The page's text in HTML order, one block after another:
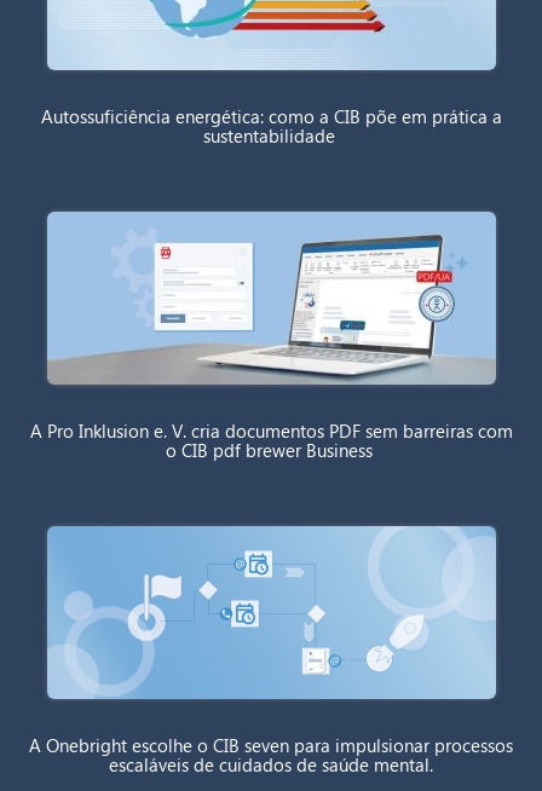
Autossuficiência energética: como a CIB põe em prática a
sustentabilidade
A Pro Inklusion e. V. cria documentos PDF sem barreiras com
o CIB pdf brewer Business
A Onebright escolhe o CIB seven para impulsionar processos
escaláveis de cuidados de saúde mental.